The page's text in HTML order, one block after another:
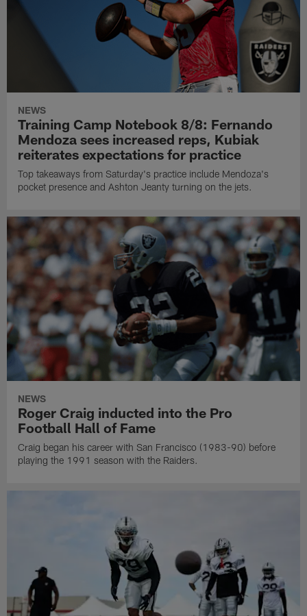
NEWS
Training Camp Notebook 8/8: Fernando
Mendoza sees increased reps, Kubiak
reiterates expectations for practice
Top takeaways from Saturday's practice include Mendoza's
pocket presence and Ashton Jeanty turning on the jets.
NEWS
Roger Craig inducted into the Pro
Football Hall of Fame
Craig began his career with San Francisco (1983-90) before
playing the 1991 season with the Raiders.